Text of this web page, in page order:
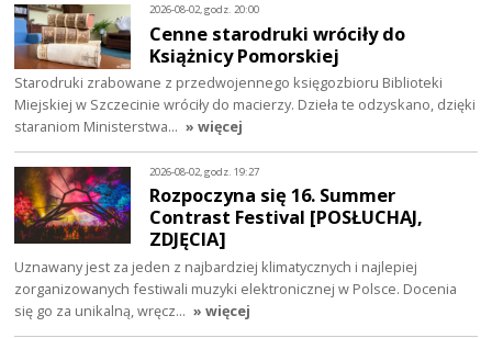
2026-08-02, godz. 20:00
Cenne starodruki wróciły do
Książnicy Pomorskiej
Starodruki zrabowane z przedwojennego księgozbioru Biblioteki
Miejskiej w Szczecinie wróciły do macierzy. Dzieła te odzyskano, dzięki
staraniom Ministerstwa… » więcej
2026-08-02, godz. 19:27
Rozpoczyna się 16. Summer
Contrast Festival [POSŁUCHAJ,
ZDJĘCIA]
Uznawany jest za jeden z najbardziej klimatycznych i najlepiej
zorganizowanych festiwali muzyki elektronicznej w Polsce. Docenia
się go za unikalną, wręcz… » więcej